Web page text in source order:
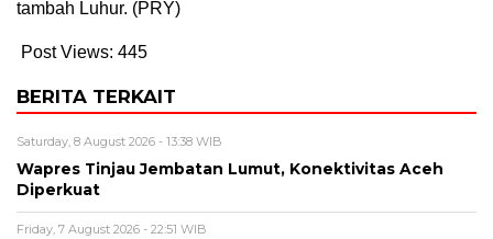
tambah Luhur. (PRY)
Post Views: 445
BERITA TERKAIT
Saturday, 8 August 2026 - 13:38 WIB
Wapres Tinjau Jembatan Lumut, Konektivitas Aceh
Diperkuat
Friday, 7 August 2026 - 22:51 WIB